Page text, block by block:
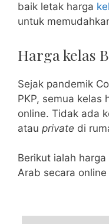
baik letak harga
untuk
Harga kelas
Sejak pandemik
PKP, semua kelas
online. Tidak ada
atau private di
Berikut ialah
Arab secara